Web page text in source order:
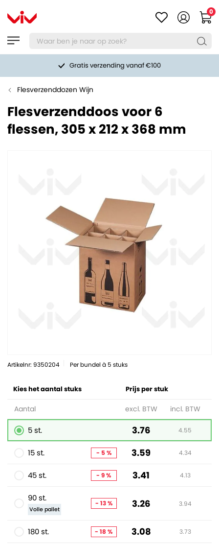
0
Gratis verzending vanaf €100
Flesverzenddozen Wijn
Flesverzenddoos voor 6
flessen, 305 x 212 x 368 mm
Artikelnr: 9350204 Per bundel à 5 stuks
Kies het aantal stuks Prijs per stuk
Aantal excl. BTW incl. BTW
5 st. 3.76 4.55
15 st. - 5 % 3.59 4.34
45 st. - 9 % 3.41 4.13
90 st.
Volle pallet
- 13 % 3.26 3.94
180 st. - 18 % 3.08 3.73